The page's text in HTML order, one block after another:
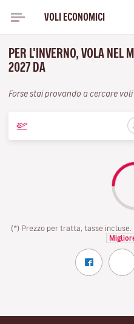
VOLI ECONOMICI
PER L'INVERNO, VOLA NEL
2027 DA
Forse stai provando a cercare
(*) Prezzo per tratta, tasse